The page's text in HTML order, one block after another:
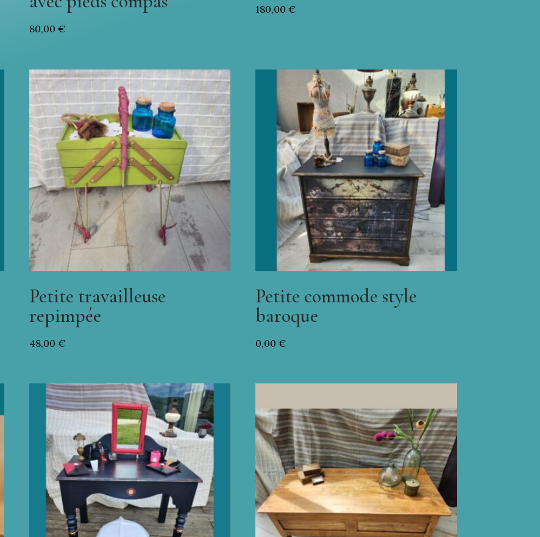
80,00 €
180,00€
Petite travailleuse
repimpée
48,00 €
Petite commode style
baroque
0,00€